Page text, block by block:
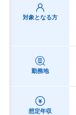
対象となる方
勤務地
想定年収